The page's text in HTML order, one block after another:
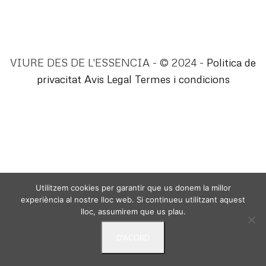
VIURE DES DE L'ESSENCIA - © 2024 - Politica de
privacitat Avis Legal Termes i condicions
Utilitzem cookies per garantir que us donem la millor
experiència al nostre lloc web. Si continueu utilitzant aquest
lloc, assumirem que us plau.